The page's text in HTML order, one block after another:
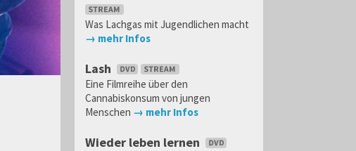
Was Lachgas mit Jugendlichen macht
→ mehr Infos
Lash
Eine Filmreihe über den
Cannabiskonsum von jungen
Menschen → mehr Infos
Wieder leben lernen